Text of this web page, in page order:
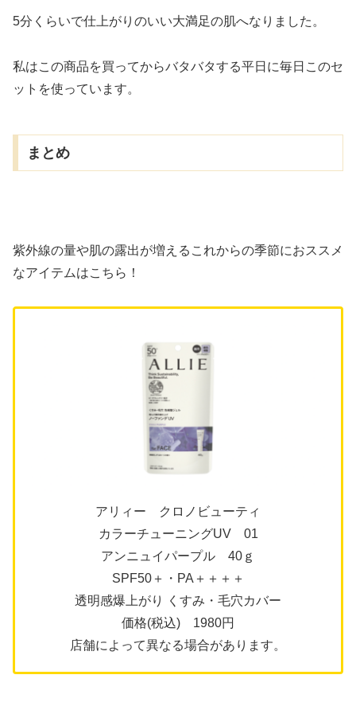
5分くらいで仕上がりのいい大満足の肌へなりました。
私はこの商品を買ってからバタバタする平日に毎日このセ
ットを使っています。
まとめ
紫外線の量や肌の露出が増えるこれからの季節におススメ
なアイテムはこちら！
アリィー クロノビューティ
カラーチューニングUV 01
アンニュイパープル 40ｇ
SPF50＋・PA＋＋＋＋
透明感爆上がり くすみ・毛穴カバー
価格(税込) 1980円
店舗によって異なる場合があります。